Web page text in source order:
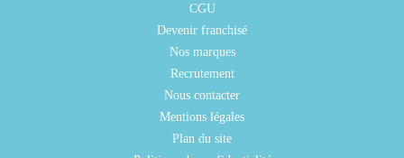
CGU
Devenir franchisé
Nos marques
Recrutement
Nous contacter
Mentions légales
Plan du site